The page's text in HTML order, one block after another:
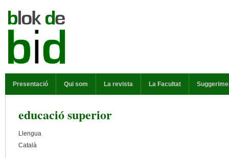
Presentació Qui som La revista La Facultat
educació superior
Llengua
Català